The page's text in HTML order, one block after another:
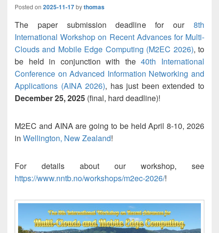
Posted on 2025-11-17bythomas
The paper submission deadline for our 8th
International Workshop on Recent Advances for Multi-
Clouds and Mobile Edge Computing (M2EC 2026), to
be held in conjunction with the40th International
Conference on Advanced Information Networking and
Applications (AINA 2026), has just been extended to
December 25, 2025 (final, hard deadline)!
M2EC and AINA are going to be held April 8-10, 2026
in Wellington, New Zealand!
For details about our workshop, see
https://www.nntb.no/workshops/m2ec-2026/!